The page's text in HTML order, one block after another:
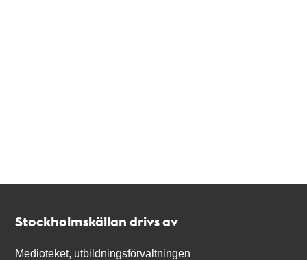
Stockholmskällan drivs av
Medioteket, utbildningsförvaltningen